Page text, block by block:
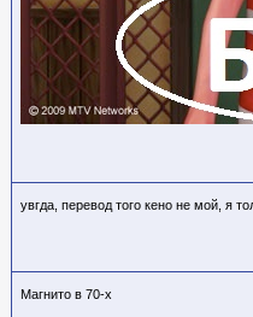
увгда, перевод того кено не мой, я
Магнито в 70-х